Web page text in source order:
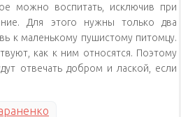
можно воспитать, исключив при
Для этого нужны только два
к маленькому пушистому питомцу.
как к ним относятся. Поэтому
отвечать добром и лаской, если